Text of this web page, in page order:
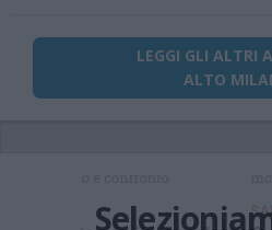
LEGGI GLI ALTRI
ALTO